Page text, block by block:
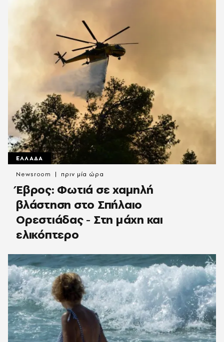
ΕΛΛΑΔΑ
Έβρος: Φωτιά σε χαμηλή
βλάστηση στο Σπήλαιο
Ορεστιάδας - Στη μάχη και
ελικόπτερο
Newsroom πριν μία ώρα